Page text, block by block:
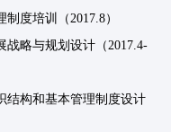
度培训（2017.8）
战略与规划设计（2017.4-
结构和基本管理制度设计